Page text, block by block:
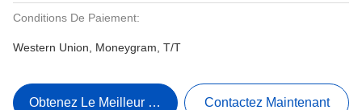
Conditions De Paiement:
Western Union, Moneygram, T/T
Obtenez Le Meilleur Prix Contactez Maintenant